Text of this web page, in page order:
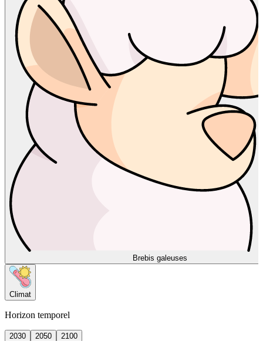
Brebis galeuses
Climat
Horizon temporel
2030 2050
2100